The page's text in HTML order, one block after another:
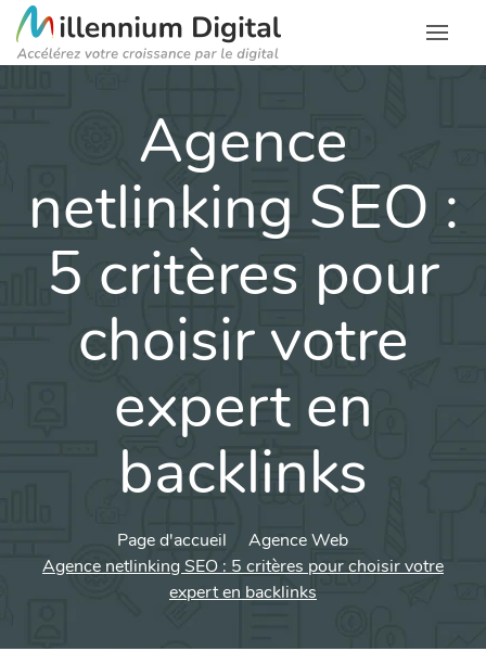
Agence
netlinking SEO :
5 critères pour
choisir votre
expert en
backlinks
Page d'accueil
Agence Web
Agence netlinking SEO : 5 critères pour choisir votre
expert en backlinks